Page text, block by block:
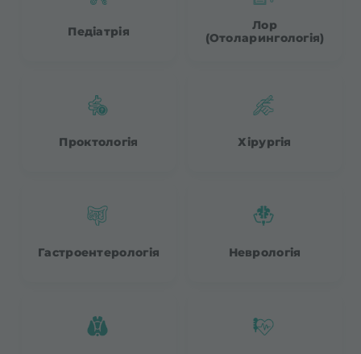
Педіатрія
Лор
(Отоларингологія)
Проктологія Хірургія
Гастроентерологія Неврологія